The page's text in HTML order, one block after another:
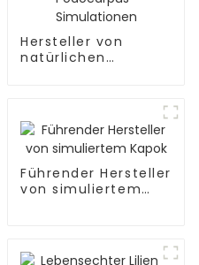
Hersteller von
natürlichen
Führender Hersteller
von simuliertem